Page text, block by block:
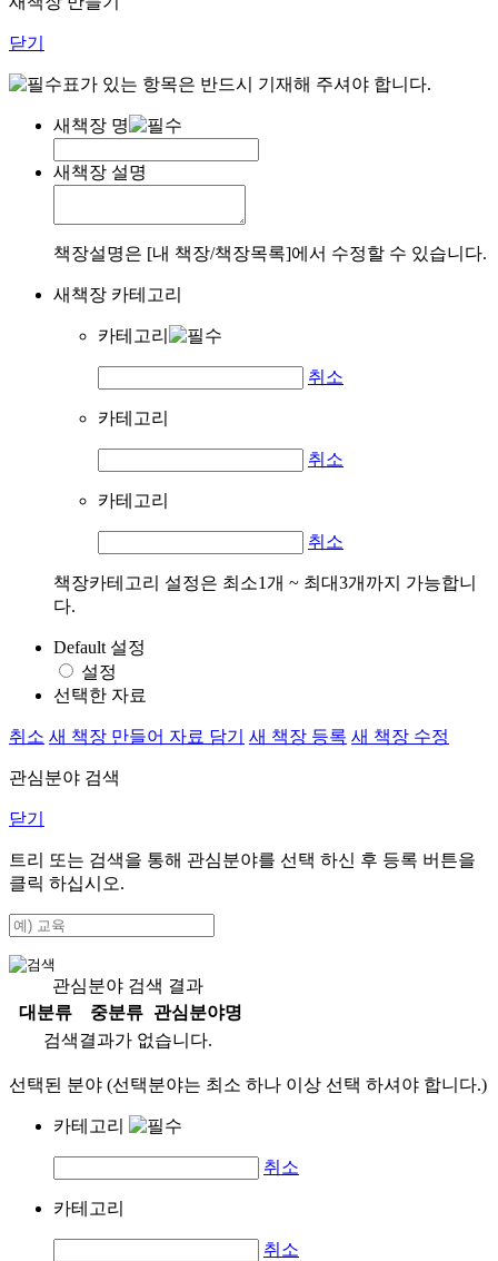
닫기
표가 있는 항목은 반드시 기재해 주셔야 합니다.
새책장 명
새책장 설명
책장설명은 [내 책장/책장목록]에서 수정할 수 있습니다.
새책장 카테고리
카테고리
취소
카테고리
취소
카테고리
취소
책장카테고리 설정은 최소1개 ~ 최대3개까지 가능합니
다.
Default 설정
설정
선택한 자료
취소 새 책장 만들어 자료 담기 새 책장 등록 새 책장 수정
관심분야 검색
닫기
트리 또는 검색을 통해 관심분야를 선택 하신 후 등록 버튼을
클릭 하십시오.
관심분야 검색 결과
대분류
중분류
관심분야명
검색결과가 없습니다.
선택된 분야 (선택분야는 최소 하나 이상 선택 하셔야 합니다.)
카테고리
취소
카테고리
취소